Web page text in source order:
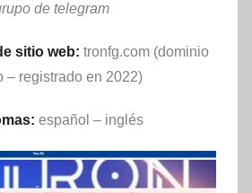
de telegram
sitio web: tronfg.com (dominio
– registrado en 2022)
español – inglés